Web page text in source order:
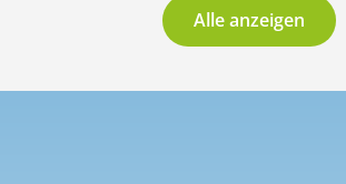
Alle anzeigen